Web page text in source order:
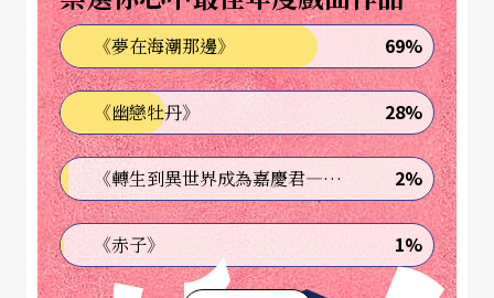
掃卻無深耕，並無延續或積累。於是，邁入第三屆
的藝術節將「與在地連結」視為核心，將創作者與
大稻埕緊密串連，由藝術節尋求住宿及創作空間資
源，讓駐埕藝術家運用當地素材進行創作並記錄其
過程。另外，也透過邀請國際藝術家的參與，讓在
地與國際接軌，體現「愈在地 愈國際」的策展理
念，活動則包括了主題節目、戶外才華市集、系列
講座及變裝遊行四大項目。其中，變裝遊行以大稻
《夢在海潮那邊》 69%
《幽戀牡丹》 28%
《轉生到異世界成為嘉慶君—發現我的祖先是詐騙集團!?》 2%
《赤子》 1%